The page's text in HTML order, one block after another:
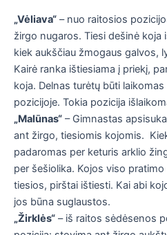
„Vėliava“ – nuo raitosios
žirgo nugaros. Tiesi dešinė koja
kiek aukščiau žmogaus galvos,
Kairė ranka ištiesiama į priekį,
koja. Delnas turėtų būti
pozicijoje. Tokia pozicija
„Malūnas“ – Gimnastas
ant žirgo, tiesiomis kojomis.
padaromas per keturis arklio
per šešiolika. Kojos viso
tiesios, pirštai ištiesti. Kai abi
jos būna suglaustos.
„Žirklės“ – iš raitos sėdėsenos